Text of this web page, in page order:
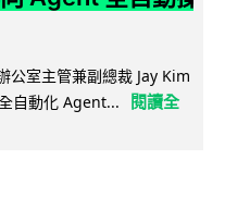
公室主管兼副總裁 Jay Kim
自動化 Agent...
閱讀全